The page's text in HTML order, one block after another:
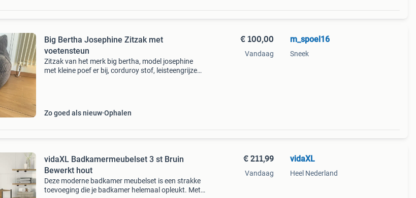
Big Bertha Josephine Zitzak met
voetensteun
Zitzak van het merk big bertha, model josephine
met kleine poef er bij, corduroy stof, leisteengrijze
Zo goed als nieuw Ophalen
€ 100,00
Vandaag
m_spoel16
Sneek
vidaXL Badkamermeubelset 3 st Bruin
Bewerkt hout
Deze moderne badkamer meubelset is een strakke
toevoeging die je badkamer helemaal opleukt. Met
€ 211,99
Vandaag
vidaXL
Heel Nederland